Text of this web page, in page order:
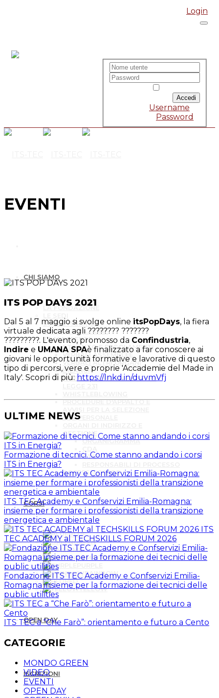
Login
Username
Password
CHI SIAMO
LA FONDAZIONE
SOCI E PARTNER
AMMINISTRAZIONE
TRASPARENTE
STATUTO E REGOLAMENTI
VERBALI ASSEMBLEE
VERBALI ALTRI ORGANI
BILANCI
MODELLO ORGANIZZATIVO
PROCEDURE D'APPALTO E
DEL PERSONALE
GESTIONE
ORGANIGRAMMA
CTS
ACCESSO CIVICO
CORSI
BLUE
GREEN
LIME
MAGENTA
RAINBOW
RED
YELLOW
OPEN DAY
ISCRIZIONI
EVENTI
ITS POP DAYS 2021
Dal 5 al 7 maggio si svolge online itsPopDays, la fiera
virtuale dedicata agli ???????? ???????
?????????. L'evento, promosso da Confindustria,
Indire e UMANA SPAè finalizzato a far conoscere ai
giovani le opportunità formative e lavorative di questo
tipo di percorsi, vere e proprie 'Accademie del Made in
Italy'. Scopri di più: https://lnkd.in/duvmVfj
ULTIME NEWS
Formazione di tecnici. Come stanno andando i corsi
ITS in Energia?
ITS TEC Academy e Confservizi Emilia-Romagna:
insieme per formare i professionisti della transizione
energetica e ambientale
ITS
TEC ACADEMY al TECHSKILLS FORUM 2026
Fondazione ITS TEC Academy e Confservizi Emilia-
Romagna insieme per la formazione dei tecnici delle
public utilities
ITS TEC a “Che Farò”: orientamento e futuro a Cento
CATEGORIE
MONDO GREEN
VIDEO
EVENTI
OPEN DAY